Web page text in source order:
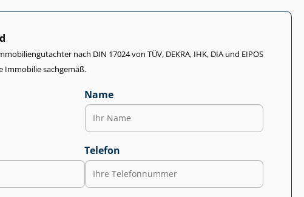
nach DIN 17024 von TÜV, DEKRA, IHK, DIA und EIPOS
Immobilie sachgemäß.
Name
Telefon